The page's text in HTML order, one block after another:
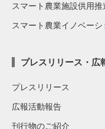
スマート農業施設供用推
スマート農業イノベー
プレスリリース・広
プレスリリース
広報活動報告
刊行物のご紹介